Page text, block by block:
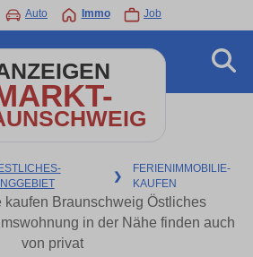
Auto Immo Job
❯
FERIENIMMOBILIE-
KAUFEN
kaufen Braunschweig Östliches
in der Nähe finden auch
von privat